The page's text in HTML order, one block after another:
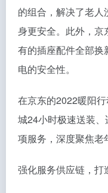
的组合，解决了老
身更安全。此外，
有的插座配件全部换
电的安全性。
在京东的2022暖阳
城24小时极速送装
项服务，深度聚焦老
强化服务供应链，打